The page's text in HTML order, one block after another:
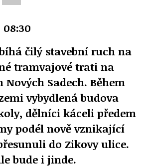
08:30
čilý stavební ruch na
tramvajové trati na
Sadech. Během
vybydlená budova
dělníci káceli předem
podél nově vznikající
do Zikovy ulice.
bude i jinde.